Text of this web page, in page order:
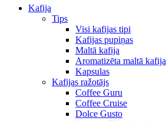
Kafija
Tips
Visi kafijas tipi
Kafijas pupiņas
Maltā kafija
Aromatizēta maltā kafija
Kapsulas
Kafijas ražotājs
Coffee Guru
Coffee Cruise
Dolce Gusto